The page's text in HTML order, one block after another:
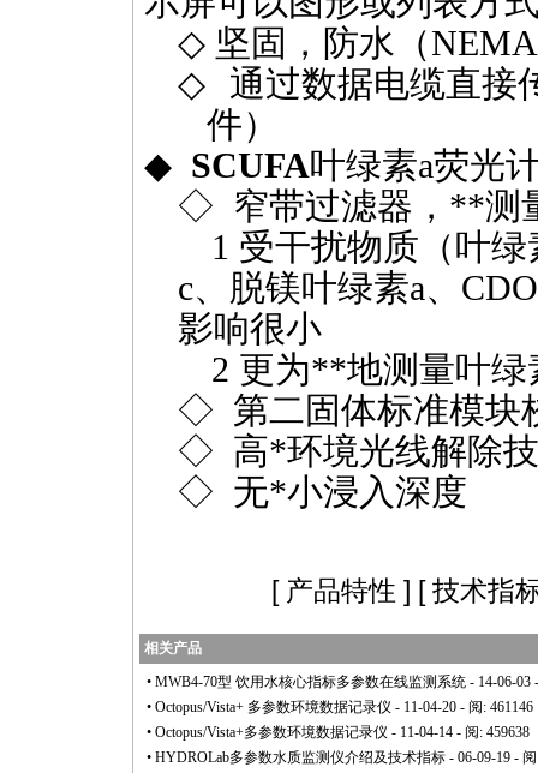
◇ 坚固，防水（
◇
通过数据电缆直接
件）
◆ SCUFA叶绿素a荧光
◇ 窄带过滤器， **测
1 受干扰物质（叶
c、脱镁叶绿素a、
影响很小
2 更为**地测量叶绿
◇ 第二固体标准模块
◇ 高*环境光线解除
◇ 无*小浸入深度
[ 产品特性 ] [技术指
相关产品
• MWB4-70型 饮用水核心指标多参数在线监测系统 - 14-06-03
• Octopus/Vista+ 多参数环境数据记录仪 - 11-04-20 - 阅: 461146
• Octopus/Vista+多参数环境数据记录仪 - 11-04-14 - 阅: 459638
• HYDROLab多参数水质监测仪介绍及技术指标 - 06-09-19 -